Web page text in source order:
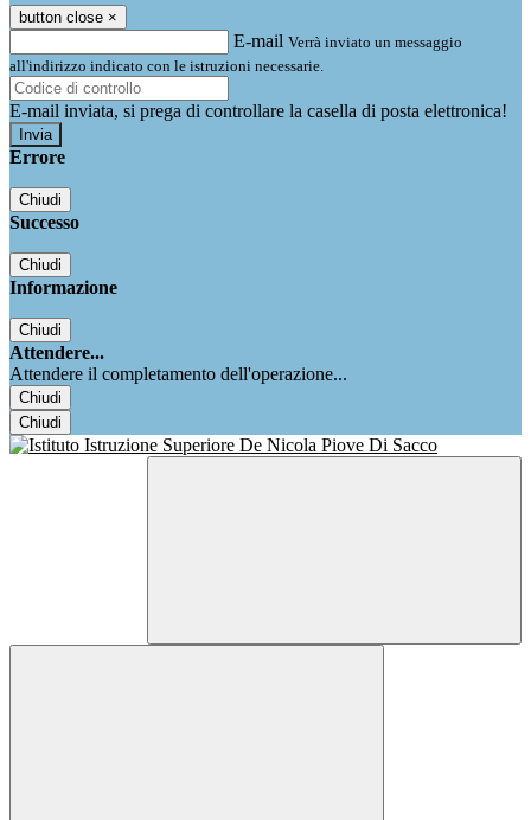
button close ×
E-mail Verrà inviato un messaggio
all'indirizzo indicato con le istruzioni necessarie.
E-mail inviata, si prega di controllare la casella di posta elettronica!
Errore
Chiudi
Successo
Chiudi
Informazione
Chiudi
Attendere...
Attendere il completamento dell'operazione...
Chiudi
Chiudi